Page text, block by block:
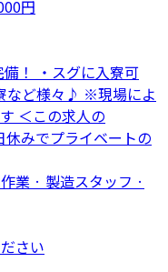
円
！ ・スグに入寮可
など様々♪ ※現場によ
＜この求人の
みでプライベートの
業 · 製造スタッフ ·
さい